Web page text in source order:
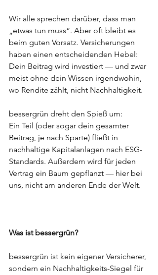
Wir alle sprechen darüber, dass man
„etwas tun muss“. Aber oft bleibt es
beim guten Vorsatz. Versicherungen
haben einen entscheidenden Hebel:
Dein Beitrag wird investiert — und zwar
meist ohne dein Wissen irgendwohin,
wo Rendite zählt, nicht Nachhaltigkeit.
bessergrün dreht den Spieß um:
Ein Teil (oder sogar dein gesamter
Beitrag, je nach Sparte) fließt in
nachhaltige Kapitalanlagen nach ESG-
Standards. Außerdem wird für jeden
Vertrag ein Baum gepflanzt — hier bei
uns, nicht am anderen Ende der Welt.
Was ist bessergrün?
bessergrün ist kein eigener Versicherer,
sondern ein Nachhaltigkeits-Siegel für